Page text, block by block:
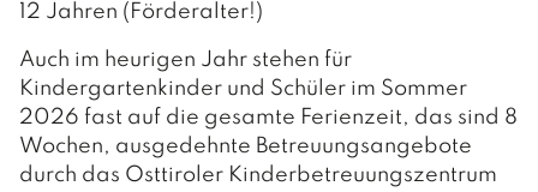
12 Jahren (Förderalter!)
Auch im heurigen Jahr stehen für
Kindergartenkinder und Schüler im Sommer
2026 fast auf die gesamte Ferienzeit, das sind 8
Wochen, ausgedehnte Betreuungsangebote
durch das Osttiroler Kinderbetreuungszentrum